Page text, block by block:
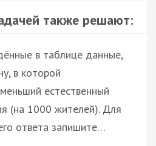
также решают:
в таблице данные,
в которой
естественный
(на 1000 жителей). Для
ответа запишите…